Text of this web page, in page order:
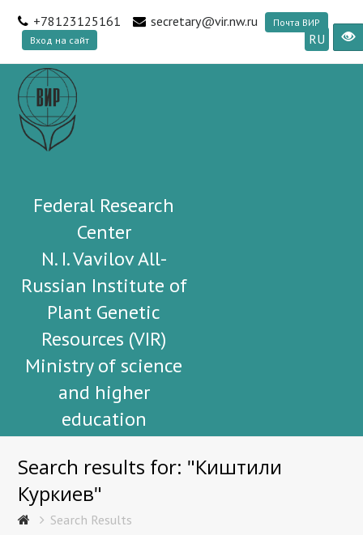
+78123125161 secretary@vir.nw.ru
Почта ВИР
Вход на сайт
RU
Federal Research
Center
N. I. Vavilov All-
Russian Institute of
Plant Genetic
Resources (VIR)
Ministry of science
and higher
education
Search results for: "Киштили
Куркиев"
Search Results